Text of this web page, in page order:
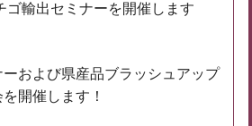
ゴ輸出セミナーを開催します
および県産品ブラッシュアップ
開催します！